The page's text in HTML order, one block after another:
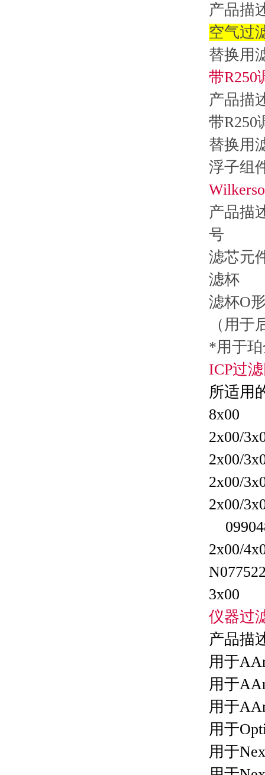
产
空
替
带R250
产
带
替
浮
产品
号
滤
滤
滤杯O
（
*用于
ICP过
所适
2x00/
2x00/
2x00/
2x00/
2x00/
仪器过
产
用于
用于
用于
用于
用